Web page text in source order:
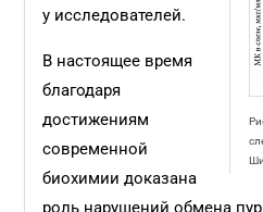
у исследователей.
В настоящее время
благодаря
достижениям
современной
биохимии доказана
роль нарушений обмена